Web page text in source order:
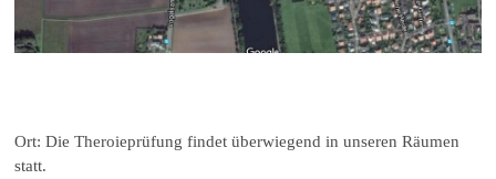
Ort: Die Theroieprüfung findet überwiegend in unseren Räumen
statt.